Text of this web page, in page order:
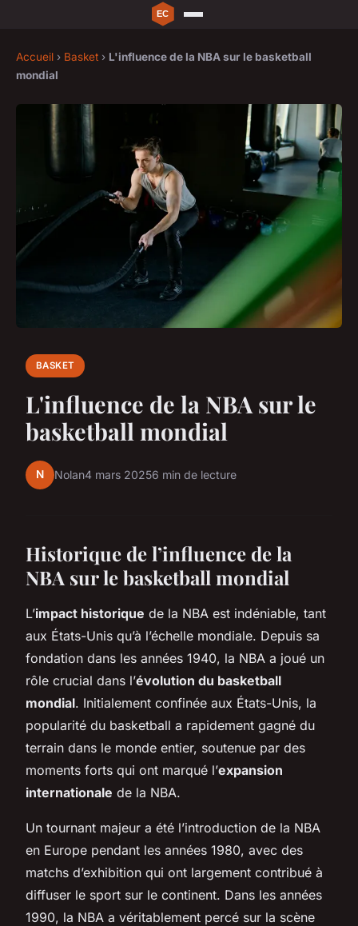
Accueil › Basket › L'influence de la NBA sur le basketball
mondial
BASKET
L'influence de la NBA sur le
basketball mondial
N Nolan4 mars 20256 min de lecture
Historique de l’influence de la
NBA sur le basketball mondial
L’impact historique de la NBA est indéniable, tant
aux États-Unis qu’à l’échelle mondiale. Depuis sa
fondation dans les années 1940, la NBA a joué un
rôle crucial dans l’évolution du basketball
mondial. Initialement confinée aux États-Unis, la
popularité du basketball a rapidement gagné du
terrain dans le monde entier, soutenue par des
moments forts qui ont marqué l’expansion
internationale de la NBA.
Un tournant majeur a été l’introduction de la NBA
en Europe pendant les années 1980, avec des
matchs d’exhibition qui ont largement contribué à
diffuser le sport sur le continent. Dans les années
1990, la NBA a véritablement percé sur la scène